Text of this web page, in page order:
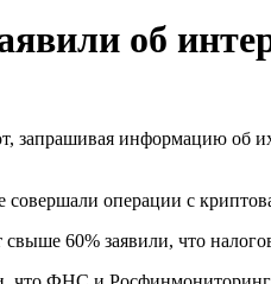
об
запрашивая информацию об
операции с
60% заявили, что